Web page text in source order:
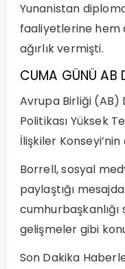
Yunanistan
faaliyetlerine hem
ağırlık vermişti.
CUMA GÜNÜ AB
Avrupa Birliği (AB)
Politikası Yüksek
İlişkiler
Borrell, sosyal
paylaştığı
cumhurbaşkanlığı
gelişmeler gibi
Son Dakika